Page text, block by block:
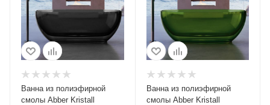
Ванна из полиэфирной
смолы Abber Kristall
Ванна из полиэфирной
смолы Abber Kristall